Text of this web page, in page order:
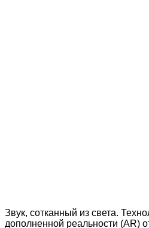
Звук, сотканный из света.
дополненной реальности (AR)